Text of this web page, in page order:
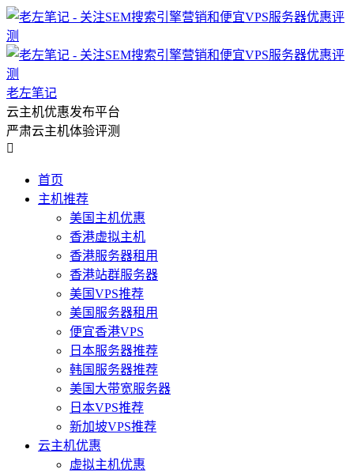
老左笔记
云主机优惠发布平台
严肃云主机体验评测

首页
主机推荐
美国主机优惠
香港虚拟主机
香港服务器租用
香港站群服务器
美国VPS推荐
美国服务器租用
便宜香港VPS
日本服务器推荐
韩国服务器推荐
美国大带宽服务器
日本VPS推荐
新加坡VPS推荐
云主机优惠
虚拟主机优惠